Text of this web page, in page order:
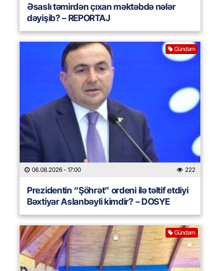
Əsaslı təmirdən çıxan məktəbdə nələr
dəyişib? – REPORTAJ
Gündəm
06.08.2026 - 17:00 222
Prezidentin “Şöhrət” ordeni ilə təltif etdiyi
Bəxtiyar Aslanbəyli kimdir? – DOSYE
Gündəm